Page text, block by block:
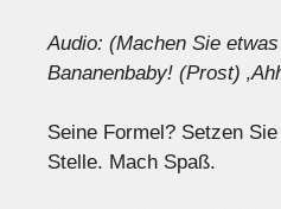
Audio: (Machen Sie
Bananenbaby! (Prost)
Seine Formel? Setzen
Stelle. Mach Spaß.